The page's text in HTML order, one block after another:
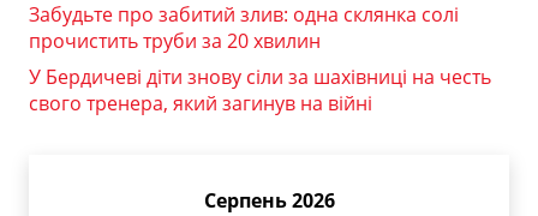
Забудьте про забитий злив: одна склянка солі
прочистить труби за 20 хвилин
У Бердичеві діти знову сіли за шахівниці на честь
свого тренера, який загинув на війні
Серпень 2026